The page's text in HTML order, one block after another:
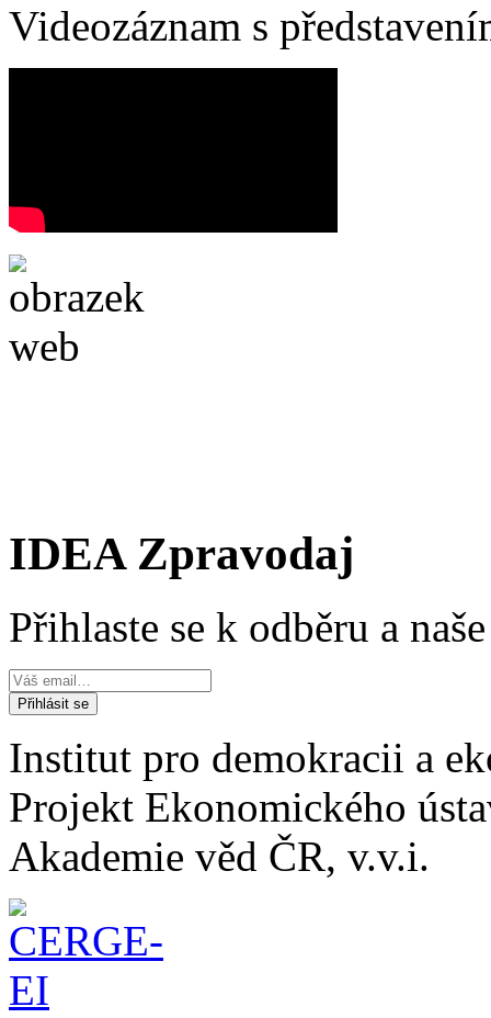
Videozáznam s
IDEA Zpravodaj
Přihlaste se k odběru a
Institut pro demokracii a
Projekt Ekonomického
Akademie věd ČR, v.v.i.